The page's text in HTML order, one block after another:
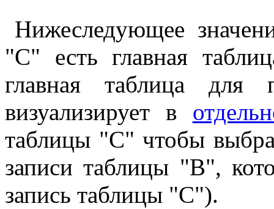
Нижеследующее
"C" есть главная
главная таблица
визуализирует в
таблицы "C" чтобы
записи таблицы "B",
запись таблицы "C").